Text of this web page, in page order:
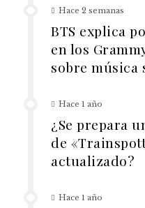
Hace 2 semanas
BTS explica
en los
sobre música
Hace 1 año
¿Se prepara
de
actualizado?
Hace 1 año